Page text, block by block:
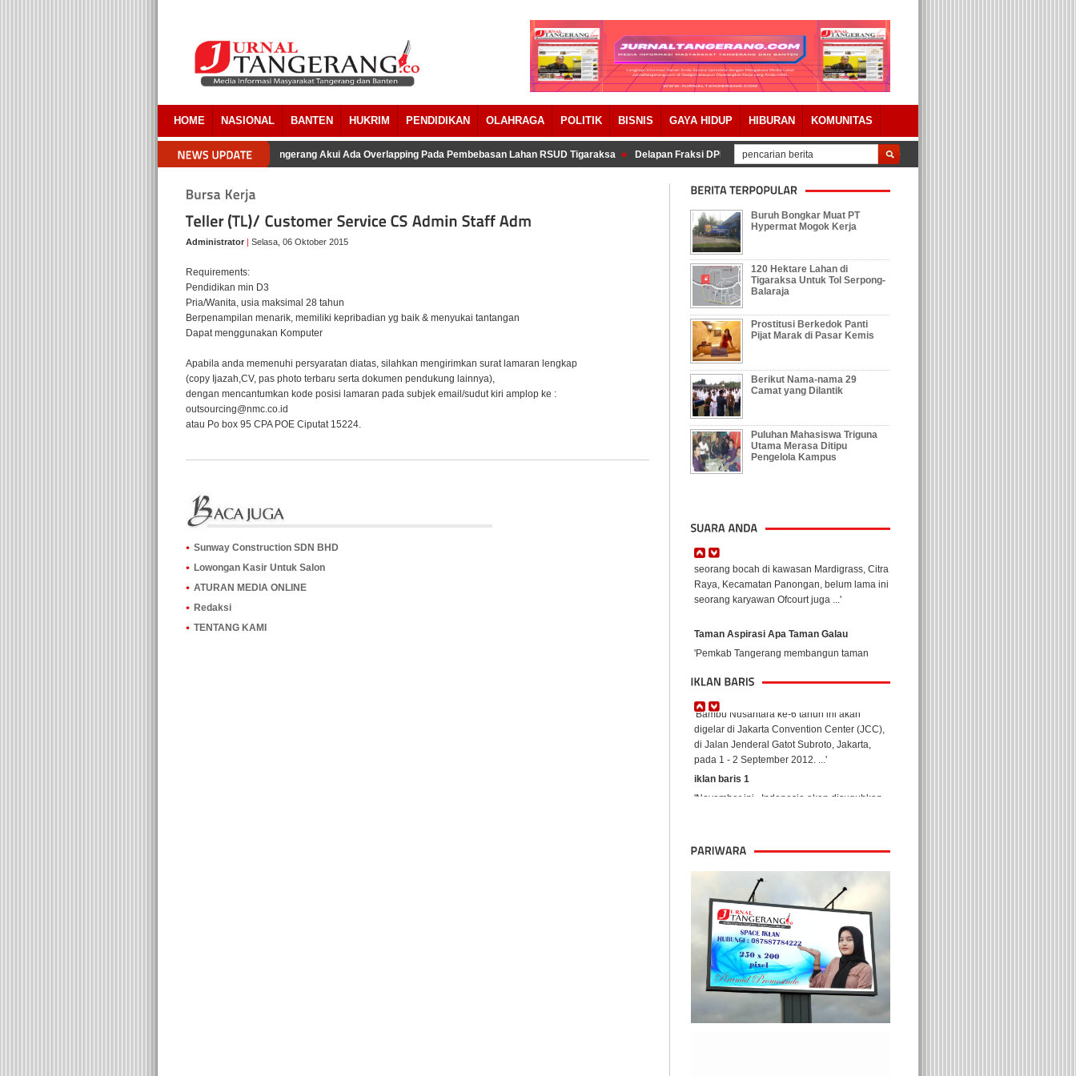
HOME NASIONAL BANTEN HUKRIM PENDIDIKAN OLAHRAGA POLITIK BISNIS GAYA HIDUP HIBURAN KOMUNITAS
Pengacara Pemkab Tangerang Akui Ada Overlapping Pada Pembebasan Lahan RSUD Tigaraksa Delapan Fraksi DPRD Kabupaten Tangerang Setujui Raperda Pertanggungjawaban APBD 2023
Administrator | Selasa, 06 Oktober 2015
Requirements:
Pendidikan min D3
Pria/Wanita, usia maksimal 28 tahun
Berpenampilan menarik, memiliki kepribadian yg baik & menyukai tantangan
Dapat menggunakan Komputer
Apabila anda memenuhi persyaratan diatas, silahkan mengirimkan surat lamaran lengkap
(copy Ijazah,CV, pas photo terbaru serta dokumen pendukung lainnya),
dengan mencantumkan kode posisi lamaran pada subjek email/sudut kiri amplop ke :
outsourcing@nmc.co.id
atau Po box 95 CPA POE Ciputat 15224.
Sunway Construction SDN BHD
Lowongan Kasir Untuk Salon
ATURAN MEDIA ONLINE
Redaksi
TENTANG KAMI
Buruh Bongkar Muat PT
Hypermat Mogok Kerja
120 Hektare Lahan di
Tigaraksa Untuk Tol Serpong-
Balaraja
Prostitusi Berkedok Panti
Pijat Marak di Pasar Kemis
Berikut Nama-nama 29
Camat yang Dilantik
Puluhan Mahasiswa Triguna
Utama Merasa Ditipu
Pengelola Kampus
Raya, Kecamatan Panongan, belum lama ini
seorang karyawan Ofcourt juga ...'
Taman Aspirasi Apa Taman Galau
'Pemkab Tangerang membangun taman
dimaksudkan agar dijadikan sebagai tempat
iklan baris 3
digelar di Jakarta Convention Center (JCC),
di Jalan Jenderal Gatot Subroto, Jakarta,
pada 1 - 2 September 2012. ...'
iklan baris 1
'November ini, Indonesia akan disuguhkan
salah satu konser megah dari legenda musik
dunia yaitu Elton John. Penampilan Elton
John yang pertama ...'